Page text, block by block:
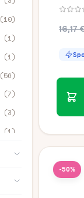
(10)
(1)
(1)
(56)
(7)
(3)
(1)
(29)
pz
16,17
-50%